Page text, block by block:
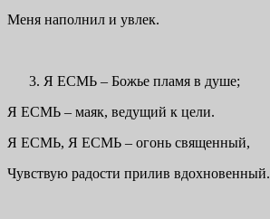
Меня наполнил и увлек.
Я ЕСМЬ – Божье пламя в душе;
Я ЕСМЬ – маяк, ведущий к цели.
Я ЕСМЬ, Я ЕСМЬ – огонь священный,
Чувствую радости прилив вдохновенный.